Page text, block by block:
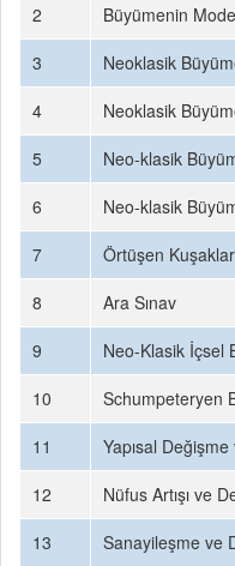
2
Büyümenin
3
Neoklasik
4
Neoklasik
5
Neo-klasik
6
Neo-klasik
7
Örtüşen
8
Ara Sınav
9
Neo-Klasik İçsel
10
Schumpeteryen
11
Yapısal
12
Nüfus Artışı ve
13
Sanayileşme ve